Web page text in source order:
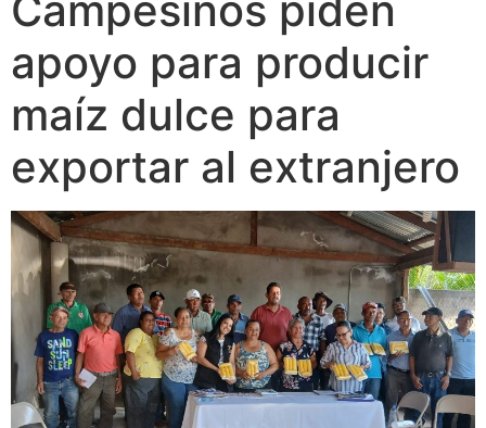
apoyo para producir
maíz dulce para
exportar al extranjero